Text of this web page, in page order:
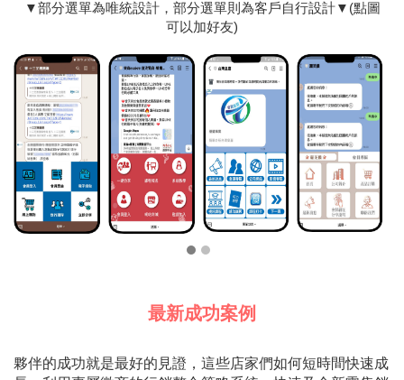
▼部分選單為唯統設計，部分選單則為客戶自行設計▼(點圖
可以加好友)
最新成功案例
夥伴的成功就是最好的見證，這些店家們如何短時間快速成